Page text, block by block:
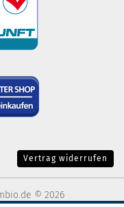
Vertrag widerrufen
© 2026